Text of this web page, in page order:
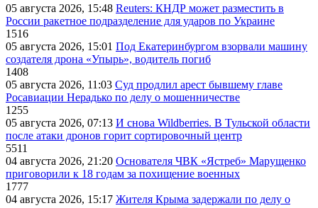
05 августа 2026, 15:48 Reuters: КНДР может разместить в
России ракетное подразделение для ударов по Украине
1516
05 августа 2026, 15:01 Под Екатеринбургом взорвали машину
создателя дрона «Упырь», водитель погиб
1408
05 августа 2026, 11:03 Суд продлил арест бывшему главе
Росавиации Нерадько по делу о мошенничестве
1255
05 августа 2026, 07:13 И снова Wildberries. В Тульской области
после атаки дронов горит сортировочный центр
5511
04 августа 2026, 21:20 Основателя ЧВК «Ястреб» Марущенко
приговорили к 18 годам за похищение военных
1777
04 августа 2026, 15:17 Жителя Крыма задержали по делу о